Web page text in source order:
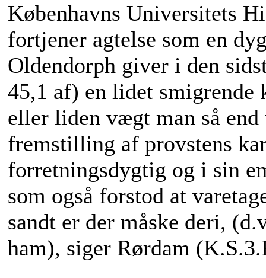
Københavns Universitets
fortjener agtelse som en
Oldendorph giver i den
45,1 af) en lidet
eller liden vægt man så
fremstilling af provstens
forretningsdygtig og i sin
som også forstod at
sandt er der måske deri,
ham), siger Rørdam